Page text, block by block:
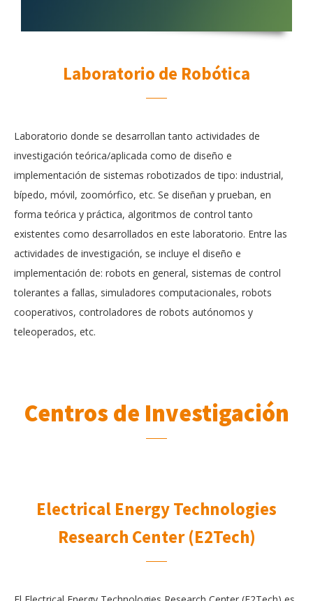
Laboratorio de Robótica
Laboratorio donde se desarrollan tanto actividades de
investigación teórica/aplicada como de diseño e
implementación de sistemas robotizados de tipo: industrial,
bípedo, móvil, zoomórfico, etc. Se diseñan y prueban, en
forma teórica y práctica, algoritmos de control tanto
existentes como desarrollados en este laboratorio. Entre las
actividades de investigación, se incluye el diseño e
implementación de: robots en general, sistemas de control
tolerantes a fallas, simuladores computacionales, robots
cooperativos, controladores de robots autónomos y
teleoperados, etc.
Centros de Investigación
Electrical Energy Technologies
Research Center (E2Tech)